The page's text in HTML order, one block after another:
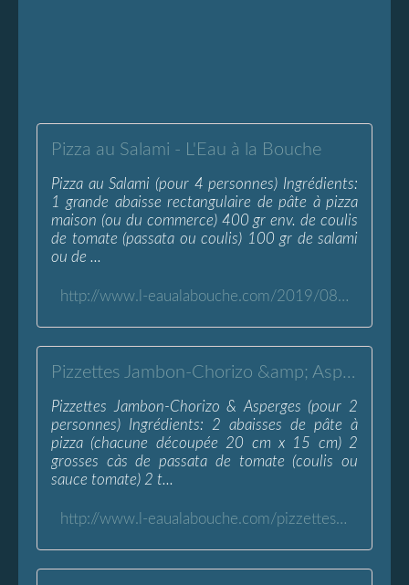
Pizza au Salami - L'Eau à la Bouche
Pizza au Salami (pour 4 personnes) Ingrédients:
1 grande abaisse rectangulaire de pâte à pizza
maison (ou du commerce) 400 gr env. de coulis
de tomate (passata ou coulis) 100 gr de salami
ou de ...
http://www.l-eaualabouche.com/2019/08/pizza-au-salami.html
Pizzettes Jambon-Chorizo &amp; Asperges - L'Eau à la Bouche
Pizzettes Jambon-Chorizo & Asperges (pour 2
personnes) Ingrédients: 2 abaisses de pâte à
pizza (chacune découpée 20 cm x 15 cm) 2
grosses càs de passata de tomate (coulis ou
sauce tomate) 2 t...
http://www.l-eaualabouche.com/pizzettes-jambon-chorizo-asperge.html